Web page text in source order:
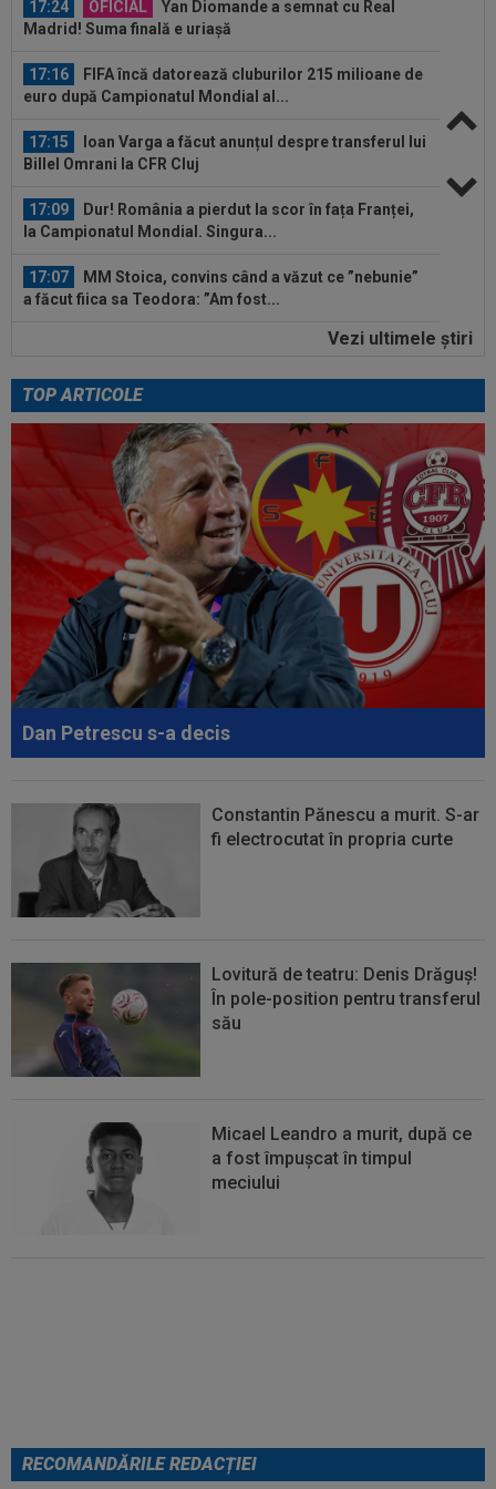
17:24 OFICIAL
Yan Diomande a semnat cu Real
Madrid! Suma finală e uriașă
17:16
FIFA încă datorează cluburilor 215 milioane de
euro după Campionatul Mondial al...
17:15
Ioan Varga a făcut anunțul despre transferul lui
Billel Omrani la CFR Cluj
17:09
Dur! România a pierdut la scor în fața Franței,
la Campionatul Mondial. Singura...
17:07
MM Stoica, convins când a văzut ce ”nebunie”
a făcut fiica sa Teodora: ”Am fost...
După 13 ani de la
Bianca...
16:50
KuPS - Universitatea Craiova Live Video, joi, 6
august, 18:00, Digi Sport 1...
EXCLUSIV
Gigi Becali a spus totul despre
instalarea lui Dan Petrescu la FCSB: ”A fost...
17:24 OFICIAL
Yan Diomande a semnat cu Real
Madrid! Suma finală e uriașă
17:16
FIFA încă datorează cluburilor 215 milioane de
euro după Campionatul Mondial al...
17:15
Ioan Varga a făcut anunțul despre transferul lui
Billel Omrani la CFR Cluj
Vezi ultimele ştiri
TOP ARTICOLE
Dan Petrescu s-a decis
Constantin Pănescu a murit. S-ar
fi electrocutat în propria curte
Lovitură de teatru: Denis Drăguș!
În pole-position pentru transferul
său
Micael Leandro a murit, după ce
a fost împușcat în timpul
meciului
RECOMANDĂRILE REDACȚIEI